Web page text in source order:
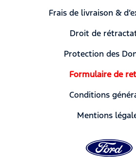
Frais de livraison &
Droit de
Protection des
Formulaire de
Conditions
Mentions